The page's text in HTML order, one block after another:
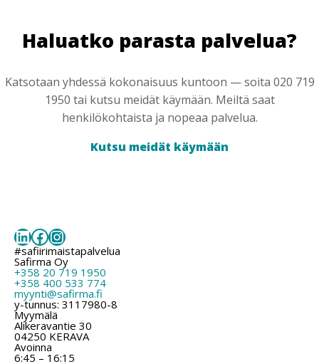
Haluatko parasta palvelua?
Katsotaan yhdessä kokonaisuus kuntoon — soita 020 719
1950 tai kutsu meidät käymään. Meiltä saat
henkilökohtaista ja nopeaa palvelua.
Kutsu meidät käymään
LinkedIn
Facebook
Instagram
#safiirimaistapalvelua
Safirma Oy
+358 20 719 1950
+358 400 533 774
myynti@safirma.fi
y-tunnus: 3117980-8
Myymälä
Alikeravantie 30
04250 KERAVA
Avoinna
6:45 – 16:15